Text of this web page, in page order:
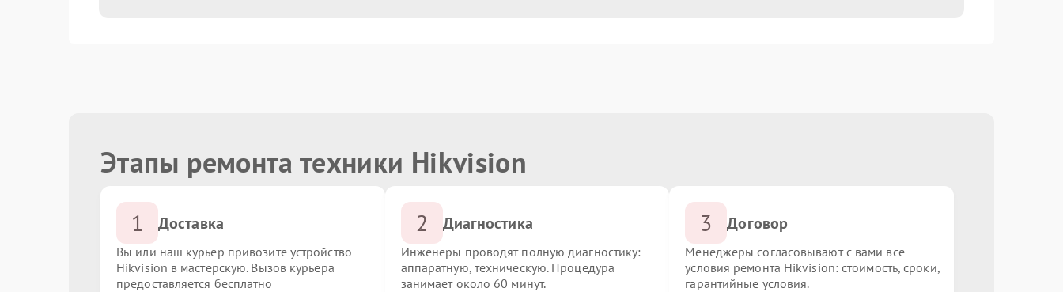
Этапы ремонта техники Hikvision
1 Доставка
Вы или наш курьер привозите устройство
Hikvision в мастерскую. Вызов курьера
предоставляется бесплатно
2 Диагностика
Инженеры проводят полную диагностику:
аппаратную, техническую. Процедура
занимает около 60 минут.
3 Договор
Менеджеры согласовывают с вами все
условия ремонта Hikvision: стоимость, сроки,
гарантийные условия.